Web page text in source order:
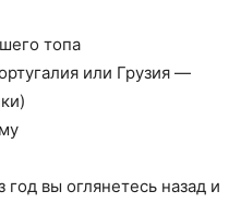
топа
или Грузия —
год вы оглянетесь назад и